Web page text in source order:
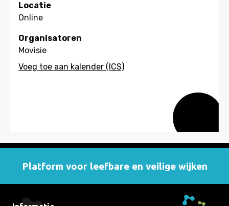
Locatie
Online
Organisatoren
Movisie
Platform voor leefbare en veilige wijken